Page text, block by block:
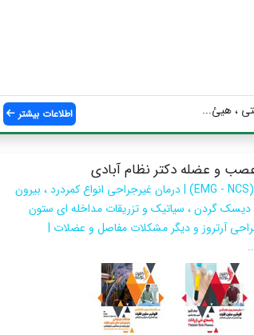
، هیئ... اطلاعات بیشتر
عصب و عضله دکتر نظام آبادی
نوار عصب و عضله (EMG - NCS) | درمان غیرجراحی انواع کمردرد ، بیرون
گردن ، سیاتیک و تزریقات مداخله ای ستون
آرتروز و دیگر مشکلات مفاصل و عضلات |